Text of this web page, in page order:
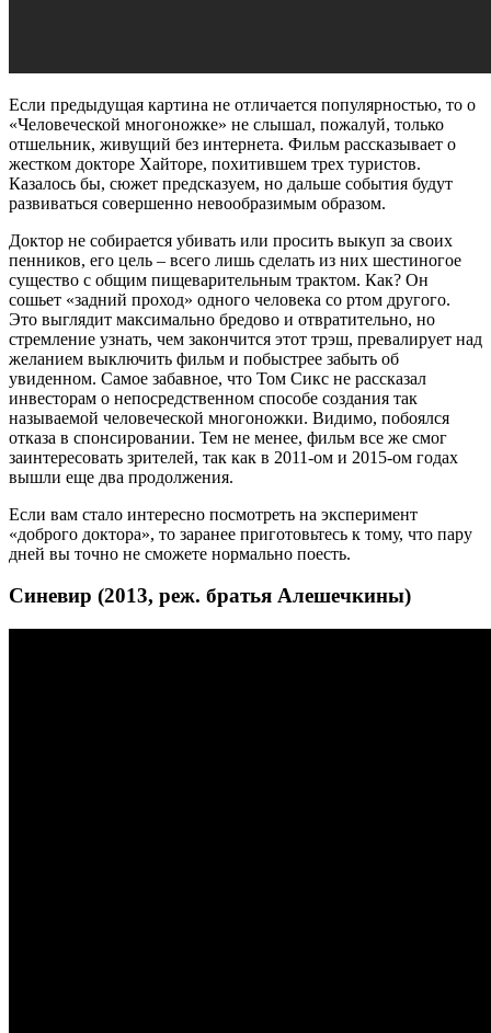
Если предыдущая картина не отличается популярностью, то о
«Человеческой многоножке» не слышал, пожалуй, только
отшельник, живущий без интернета. Фильм рассказывает о
жестком докторе Хайторе, похитившем трех туристов.
Казалось бы, сюжет предсказуем, но дальше события будут
развиваться совершенно невообразимым образом.
Доктор не собирается убивать или просить выкуп за своих
пенников, его цель – всего лишь сделать из них шестиногое
существо с общим пищеварительным трактом. Как? Он
сошьет «задний проход» одного человека со ртом другого.
Это выглядит максимально бредово и отвратительно, но
стремление узнать, чем закончится этот трэш, превалирует над
желанием выключить фильм и побыстрее забыть об
увиденном. Самое забавное, что Том Сикс не рассказал
инвесторам о непосредственном способе создания так
называемой человеческой многоножки. Видимо, побоялся
отказа в спонсировании. Тем не менее, фильм все же смог
заинтересовать зрителей, так как в 2011-ом и 2015-ом годах
вышли еще два продолжения.
Если вам стало интересно посмотреть на эксперимент
«доброго доктора», то заранее приготовьтесь к тому, что пару
дней вы точно не сможете нормально поесть.
Синевир (2013, реж. братья Алешечкины)